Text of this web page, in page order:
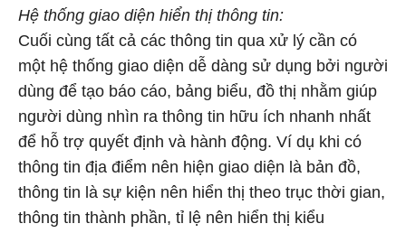
Hệ thống giao diện hiển thị thông tin:
Cuối cùng tất cả các thông tin qua xử lý cần có
một hệ thống giao diện dễ dàng sử dụng bởi người
dùng để tạo báo cáo, bảng biểu, đồ thị nhằm giúp
người dùng nhìn ra thông tin hữu ích nhanh nhất
để hỗ trợ quyết định và hành động. Ví dụ khi có
thông tin địa điểm nên hiện giao diện là bản đồ,
thông tin là sự kiện nên hiển thị theo trục thời gian,
thông tin thành phần, tỉ lệ nên hiển thị kiểu